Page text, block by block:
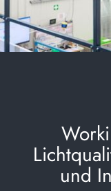
und